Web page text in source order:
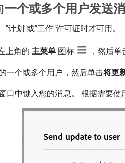
一个或多个用户发送
计划”或“工作”许可证时才可用。
上角的​ 主菜单 ​图标 ，然后单
一个或多个用户，然后单击​将更
口中键入您的消息。 根据需要